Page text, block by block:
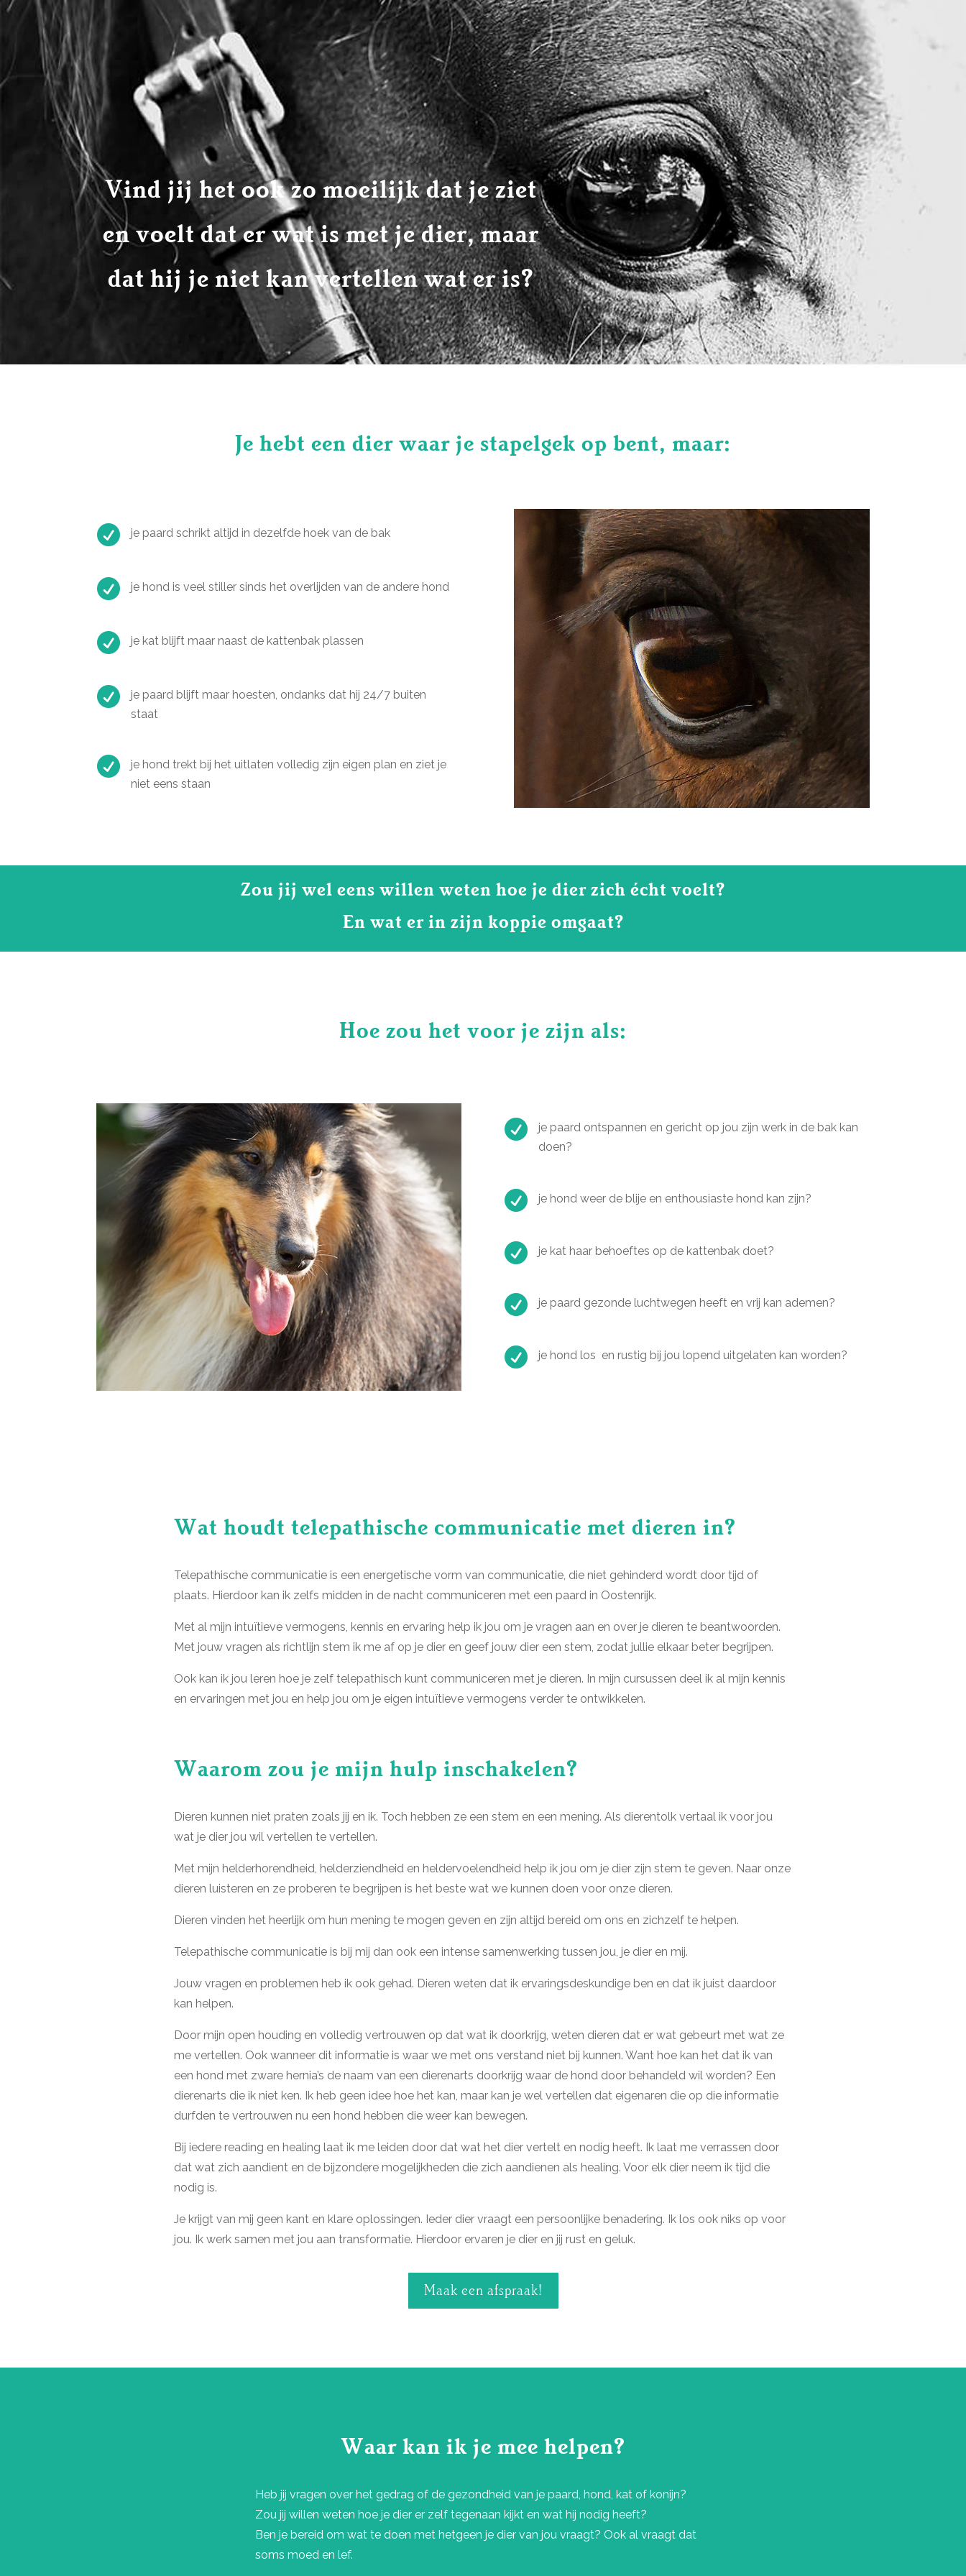
Vind jij het ook zo moeilijk dat je ziet
en voelt dat er wat is met je dier, maar
dat hij je niet kan vertellen wat er is?
Je hebt een dier waar je stapelgek op bent, maar:
 je paard schrikt altijd in dezelfde hoek van de bak
 je hond is veel stiller sinds het overlijden van de andere hond
 je kat blijft maar naast de kattenbak plassen

je paard blijft maar hoesten, ondanks dat hij 24/7 buiten
staat

je hond trekt bij het uitlaten volledig zijn eigen plan en ziet je
niet eens staan
Zou jij wel eens willen weten hoe je dier zich écht voelt?
En wat er in zijn koppie omgaat?
Hoe zou het voor je zijn als:

je paard ontspannen en gericht op jou zijn werk in de bak kan
doen?
 je hond weer de blije en enthousiaste hond kan zijn?
 je kat haar behoeftes op de kattenbak doet?
 je paard gezonde luchtwegen heeft en vrij kan ademen?
 je hond los en rustig bij jou lopend uitgelaten kan worden?
Wat houdt telepathische communicatie met dieren in?
Telepathische communicatie is een energetische vorm van communicatie, die niet gehinderd wordt door tijd of
plaats. Hierdoor kan ik zelfs midden in de nacht communiceren met een paard in Oostenrijk.
Met al mijn intuïtieve vermogens, kennis en ervaring help ik jou om je vragen aan en over je dieren te beantwoorden.
Met jouw vragen als richtlijn stem ik me af op je dier en geef jouw dier een stem, zodat jullie elkaar beter begrijpen.
Ook kan ik jou leren hoe je zelf telepathisch kunt communiceren met je dieren. In mijn cursussen deel ik al mijn kennis
en ervaringen met jou en help jou om je eigen intuïtieve vermogens verder te ontwikkelen.
Waarom zou je mijn hulp inschakelen?
Dieren kunnen niet praten zoals jij en ik. Toch hebben ze een stem en een mening. Als dierentolk vertaal ik voor jou
wat je dier jou wil vertellen te vertellen.
Met mijn helderhorendheid, helderziendheid en heldervoelendheid help ik jou om je dier zijn stem te geven. Naar onze
dieren luisteren en ze proberen te begrijpen is het beste wat we kunnen doen voor onze dieren.
Dieren vinden het heerlijk om hun mening te mogen geven en zijn altijd bereid om ons en zichzelf te helpen.
Telepathische communicatie is bij mij dan ook een intense samenwerking tussen jou, je dier en mij.
Jouw vragen en problemen heb ik ook gehad. Dieren weten dat ik ervaringsdeskundige ben en dat ik juist daardoor
kan helpen.
Door mijn open houding en volledig vertrouwen op dat wat ik doorkrijg, weten dieren dat er wat gebeurt met wat ze
me vertellen. Ook wanneer dit informatie is waar we met ons verstand niet bij kunnen. Want hoe kan het dat ik van
een hond met zware hernia’s de naam van een dierenarts doorkrijg waar de hond door behandeld wil worden? Een
dierenarts die ik niet ken. Ik heb geen idee hoe het kan, maar kan je wel vertellen dat eigenaren die op die informatie
durfden te vertrouwen nu een hond hebben die weer kan bewegen.
Bij iedere reading en healing laat ik me leiden door dat wat het dier vertelt en nodig heeft. Ik laat me verrassen door
dat wat zich aandient en de bijzondere mogelijkheden die zich aandienen als healing. Voor elk dier neem ik tijd die
nodig is.
Je krijgt van mij geen kant en klare oplossingen. Ieder dier vraagt een persoonlijke benadering. Ik los ook niks op voor
jou. Ik werk samen met jou aan transformatie. Hierdoor ervaren je dier en jij rust en geluk.
Maak een afspraak!
Waar kan ik je mee helpen?
Heb jij vragen over het gedrag of de gezondheid van je paard, hond, kat of konijn?
Zou jij willen weten hoe je dier er zelf tegenaan kijkt en wat hij nodig heeft?
Ben je bereid om wat te doen met hetgeen je dier van jou vraagt? Ook al vraagt dat
soms moed en lef.